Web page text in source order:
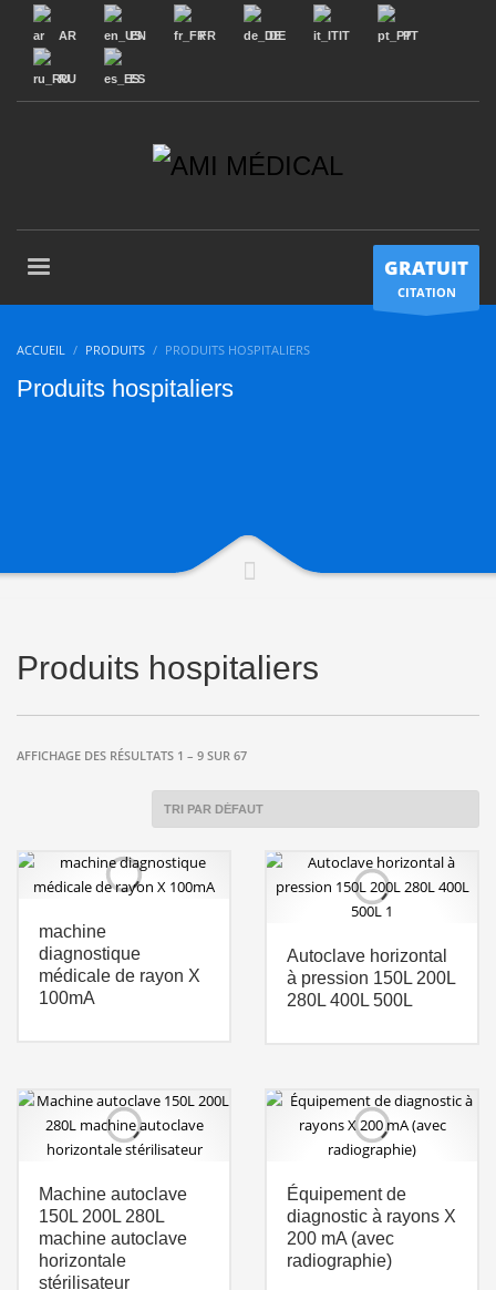
AR EN FR DE IT PT
RU ES
GRATUIT
CITATION
ACCUEIL PRODUITS PRODUITS HOSPITALIERS
Produits hospitaliers
Produits hospitaliers
AFFICHAGE DES RÉSULTATS 1 – 9 SUR 67
machine
diagnostique
médicale de rayon X
100mA
Autoclave horizontal
à pression 150L 200L
280L 400L 500L
Machine autoclave
150L 200L 280L
machine autoclave
horizontale
stérilisateur
Équipement de
diagnostic à rayons X
200 mA (avec
radiographie)